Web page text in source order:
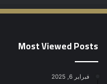
Most Viewed Posts
فبراير 6, 2025